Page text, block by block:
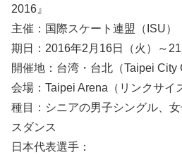
2016』
主催：国際スケート連盟（ISU）
期日：2016年2月16日（火）～21
開催地：台湾・台北（Taipei City
会場：Taipei Arena（リンクサイ
種目：シニアの男子シングル、
スダンス
日本代表選手：